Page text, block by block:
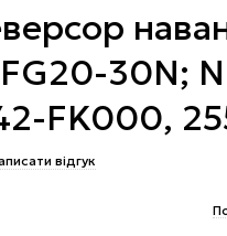
30N;
FK000,
відгук